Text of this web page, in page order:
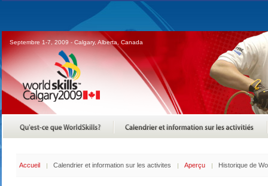
Septembre 1-7, 2009 - Calgary, Alberta, Canada
Accueil Calendrier et information sur les activites Aperçu Historique de